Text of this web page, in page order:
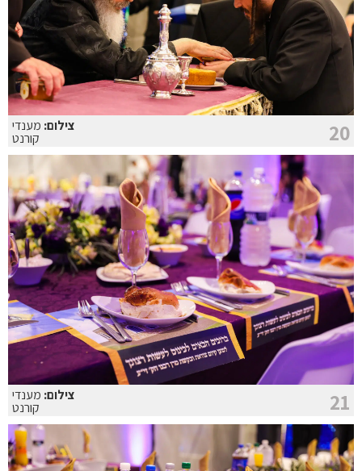
20 צילום: מענדי
קורנט
21 צילום: מענדי
קורנט